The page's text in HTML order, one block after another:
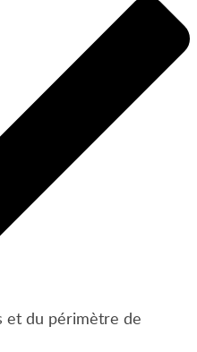
et du périmètre de